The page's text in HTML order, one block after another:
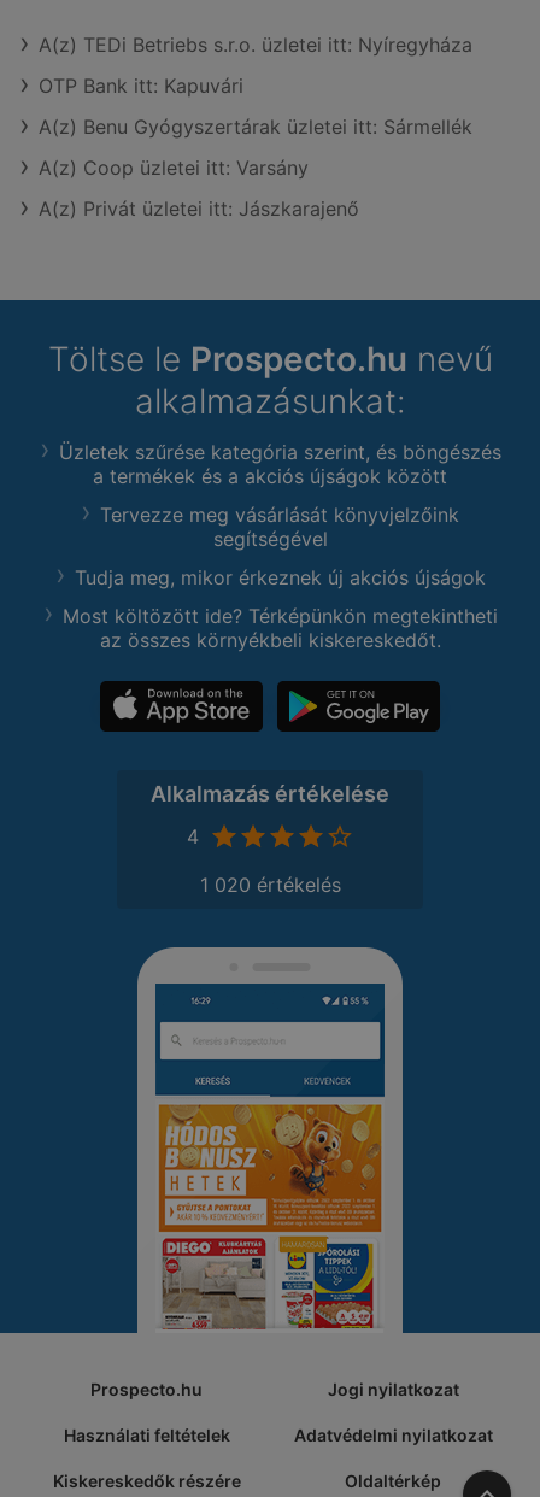
A(z) TEDi Betriebs s.r.o. üzletei itt: Nyíregyháza
OTP Bank itt: Kapuvári
A(z) Benu Gyógyszertárak üzletei itt: Sármellék
A(z) Coop üzletei itt: Varsány
A(z) Privát üzletei itt: Jászkarajenő
Töltse le Prospecto.hu nevű
alkalmazásunkat:
Üzletek szűrése kategória szerint, és böngészés
a termékek és a akciós újságok között
Tervezze meg vásárlását könyvjelzőink
segítségével
Tudja meg, mikor érkeznek új akciós újságok
Most költözött ide? Térképünkön megtekintheti
az összes környékbeli kiskereskedőt.
Alkalmazás értékelése
4
1 020 értékelés
Prospecto.hu Jogi nyilatkozat
Használati feltételek Adatvédelmi nyilatkozat
Kiskereskedők részére Oldaltérkép A